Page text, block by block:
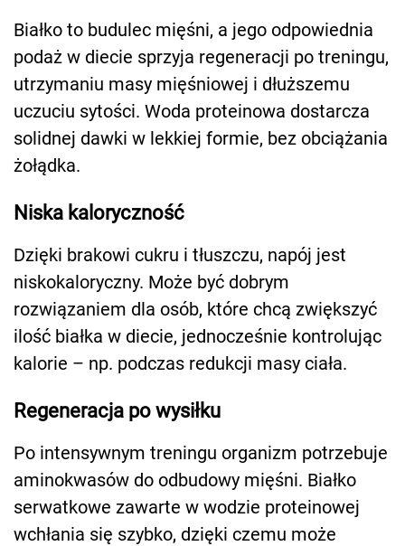
Białko to budulec mięśni, a jego odpowiednia
podaż w diecie sprzyja regeneracji po treningu,
utrzymaniu masy mięśniowej i dłuższemu
uczuciu sytości. Woda proteinowa dostarcza
solidnej dawki w lekkiej formie, bez obciążania
żołądka.
Niska kaloryczność
Dzięki brakowi cukru i tłuszczu, napój jest
niskokaloryczny. Może być dobrym
rozwiązaniem dla osób, które chcą zwiększyć
ilość białka w diecie, jednocześnie kontrolując
kalorie – np. podczas redukcji masy ciała.
Regeneracja po wysiłku
Po intensywnym treningu organizm potrzebuje
aminokwasów do odbudowy mięśni. Białko
serwatkowe zawarte w wodzie proteinowej
wchłania się szybko, dzięki czemu może